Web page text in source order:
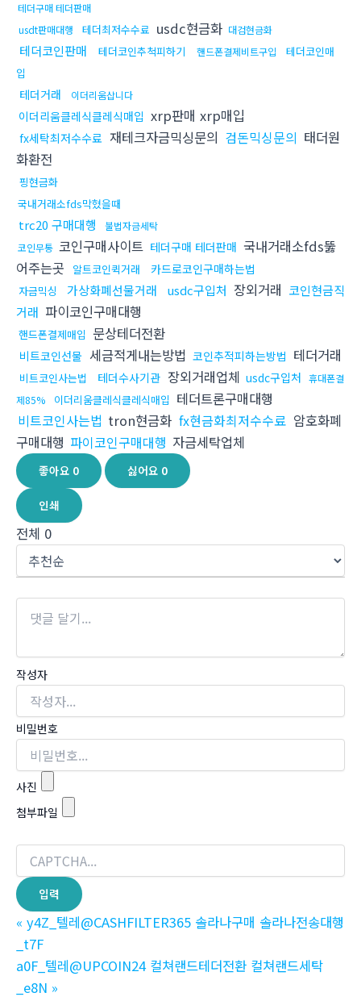
테더구매 테더판매
usdt판매대행
테더최저수수료 usdc현금화 대검현금화
테더코인판매 테더코인추척피하기 핸드폰결제비트구입
테더코인매
입
테더거래 이더리움삽니다
이더리움클레식클레식매입 xrp판매 xrp매입
fx세탁최저수수료 재테크자금믹싱문의 검돈믹싱문의 태더원
화환전
핑현금화
국내거래소fds막혔을때
trc20 구매대행
불법자금세탁
코인무통 코인구매사이트 테더구매 테더판매 국내거래소fds뚫
어주는곳
알트코인퀵거래 카드로코인구매하는법
자금믹싱 가상화폐선물거래 usdc구입처 장외거래 코인현금직
거래 파이코인구매대행
핸드폰결제매입 문상테더전환
비트코인선물 세금적게내는방법 코인추적피하는방법 테더거래
비트코인사는법 테더수사기관 장외거래업체 usdc구입처 휴대폰결
제85%
이더리움클레식클레식매입 테더트론구매대행
비트코인사는법 tron현금화 fx현금화최저수수료 암호화폐
구매대행 파이코인구매대행 자금세탁업체
좋아요 0 싫어요 0
인쇄
전체 0
작성자
비밀번호
사진
첨부파일
« y4Z_텔레@CASHFILTER365 솔라나구매 솔라나전송대행
_t7F
a0F_텔레@UPCOIN24 컬쳐랜드테더전환 컬쳐랜드세탁
_e8N »